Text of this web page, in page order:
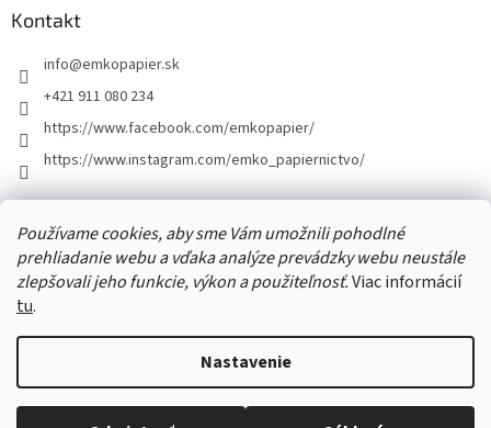
Používame cookies, aby sme Vám umožnili pohodlné
prehliadanie webu a vďaka analýze prevádzky webu neustále
zlepšovali jeho funkcie, výkon a použiteľnosť.Viac informácií
tu.
Nastavenie
Kontakt
info@emkopapier.sk
+421 911 080 234
https://www.facebook.com/emkopapier/
https://www.instagram.com/emko_papiernictvo/
Facebook
Copyright 2026EMKOpapier. Všetky práva vyhradené.Upraviť